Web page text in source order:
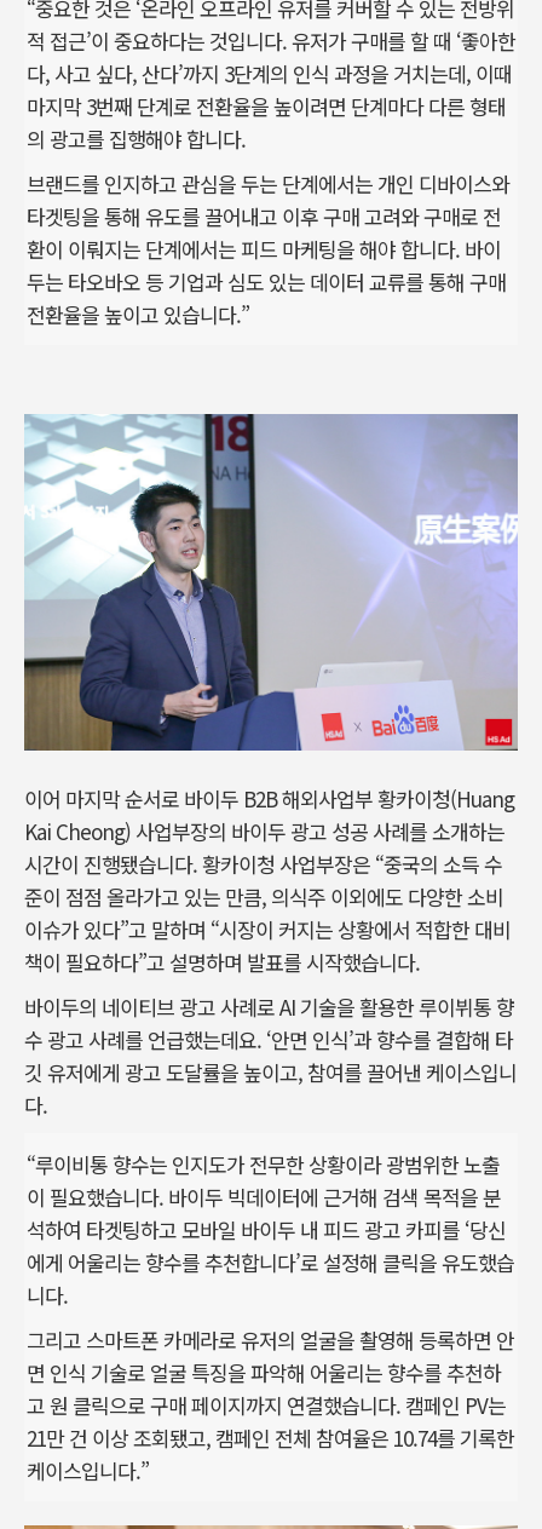
“중요한 것은 ‘온라인 오프라인 유저를 커버할 수 있는 전방위
적 접근’이 중요하다는 것입니다. 유저가 구매를 할 때 ‘좋아한
다, 사고 싶다, 산다’까지 3단계의 인식 과정을 거치는데, 이때
마지막 3번째 단계로 전환율을 높이려면 단계마다 다른 형태
의 광고를 집행해야 합니다.
브랜드를 인지하고 관심을 두는 단계에서는 개인 디바이스와
타겟팅을 통해 유도를 끌어내고 이후 구매 고려와 구매로 전
환이 이뤄지는 단계에서는 피드 마케팅을 해야 합니다. 바이
두는 타오바오 등 기업과 심도 있는 데이터 교류를 통해 구매
전환율을 높이고 있습니다.”
이어 마지막 순서로 바이두 B2B 해외사업부 황카이청(Huang
Kai Cheong) 사업부장의 바이두 광고 성공 사례를 소개하는
시간이 진행됐습니다. 황카이청 사업부장은 “중국의 소득 수
준이 점점 올라가고 있는 만큼, 의식주 이외에도 다양한 소비
이슈가 있다”고 말하며 “시장이 커지는 상황에서 적합한 대비
책이 필요하다”고 설명하며 발표를 시작했습니다.
바이두의 네이티브 광고 사례로 AI 기술을 활용한 루이뷔통 향
수 광고 사례를 언급했는데요. ‘안면 인식’과 향수를 결합해 타
깃 유저에게 광고 도달률을 높이고, 참여를 끌어낸 케이스입니
다.
“루이비통 향수는 인지도가 전무한 상황이라 광범위한 노출
이 필요했습니다. 바이두 빅데이터에 근거해 검색 목적을 분
석하여 타겟팅하고 모바일 바이두 내 피드 광고 카피를 ‘당신
에게 어울리는 향수를 추천합니다’로 설정해 클릭을 유도했습
니다.
그리고 스마트폰 카메라로 유저의 얼굴을 촬영해 등록하면 안
면 인식 기술로 얼굴 특징을 파악해 어울리는 향수를 추천하
고 원 클릭으로 구매 페이지까지 연결했습니다. 캠페인 PV는
21만 건 이상 조회됐고, 캠페인 전체 참여율은 10.74를 기록한
케이스입니다.”